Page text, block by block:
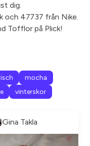
dig.
och 47737 från Nike.
Tofflor på Plick!
mocha
vinterskor
Gina Takla